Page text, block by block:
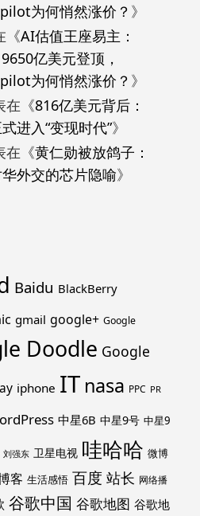
为何悄然涨价？ 》
《AI估值王座易主：
亿美元登顶，
为何悄然涨价？ 》
在《816亿美元背后：
进入“变现时代”》
在《黄仁勋被放鸽子：
外交的芯片隐喻》
Baidu BlackBerry
gmail google+ Google
Doodle Google
iphone IT nasa PPC PR
中星6B 中星9号 中星9
刘强东 卫星电视 哇哈哈 微博
客 生活感悟 百度 站长 网络播
谷歌中国 谷歌地图 谷歌地